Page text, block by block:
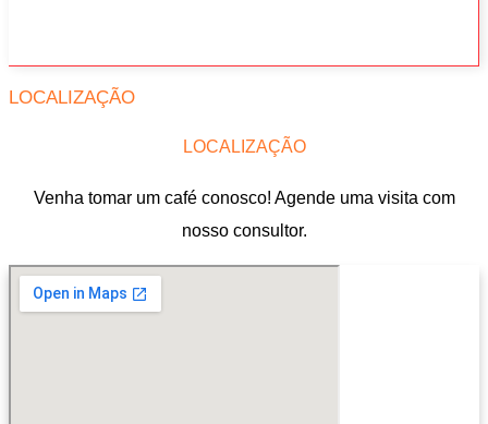
LOCALIZAÇÃO
LOCALIZAÇÃO
Venha tomar um café conosco! Agende uma visita com
nosso consultor.